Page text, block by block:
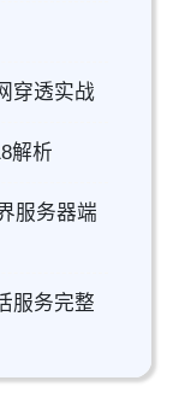
穿透实战
解析
服务器端
服务完整